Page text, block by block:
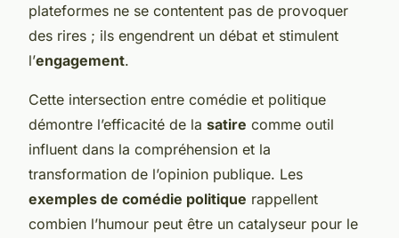
plateformes ne se contentent pas de provoquer
des rires ; ils engendrent un débat et stimulent
l’engagement.
Cette intersection entre comédie et politique
démontre l’efficacité de la satire comme outil
influent dans la compréhension et la
transformation de l’opinion publique. Les
exemples de comédie politique rappellent
combien l’humour peut être un catalyseur pour le